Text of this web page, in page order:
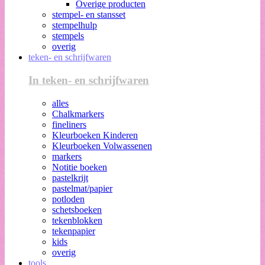
Overige producten
stempel- en stansset
stempelhulp
stempels
overig
teken- en schrijfwaren
In teken- en schrijfwaren
alles
Chalkmarkers
fineliners
Kleurboeken Kinderen
Kleurboeken Volwassenen
markers
Notitie boeken
pastelkrijt
pastelmat/papier
potloden
schetsboeken
tekenblokken
tekenpapier
kids
overig
tools